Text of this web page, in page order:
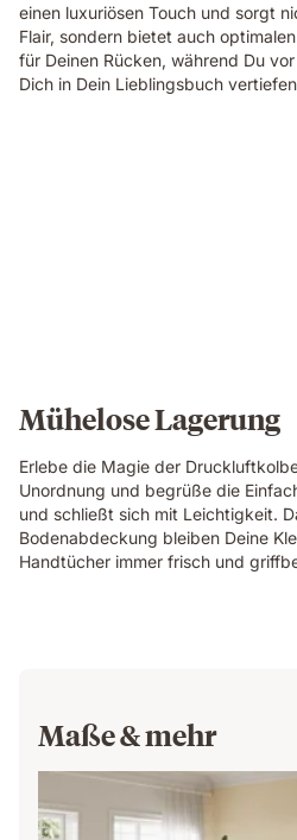
einen luxuriösen Touch und sorgt
Flair, sondern bietet auch
für Deinen Rücken, während Du
Dich in Dein Lieblingsbuch
Mühelose Lagerung
Erlebe die Magie der
Unordnung und begrüße die
und schließt sich mit Leichtigkeit.
Bodenabdeckung bleiben Deine
Handtücher immer frisch und
Maße & mehr